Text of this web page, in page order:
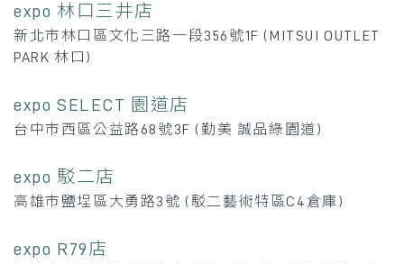
expo 林口三井店
新北市林口區文化三路一段356號1F (MITSUI OUTLET
PARK 林口)
expo SELECT 園道店
台中市西區公益路68號3F (勤美 誠品綠園道)
expo 駁二店
高雄市鹽埕區大勇路3號 (駁二藝術特區C4倉庫)
expo R79店